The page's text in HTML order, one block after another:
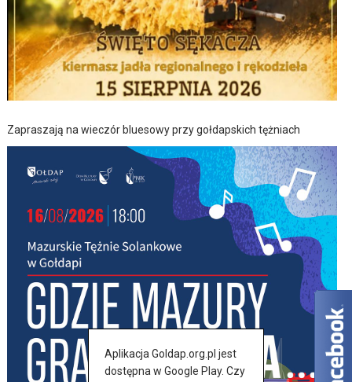
Zapraszają na wieczór bluesowy przy gołdapskich tężniach
Aplikacja Goldap.org.pl jest
dostępna w Google Play. Czy